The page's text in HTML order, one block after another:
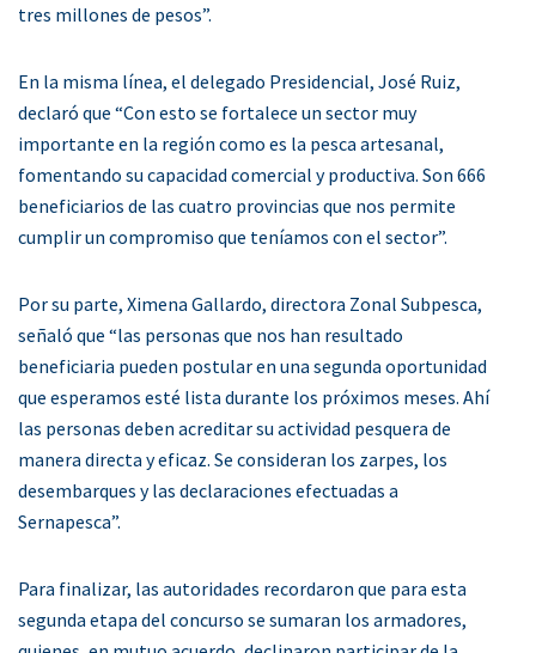
tres millones de pesos”.
En la misma línea, el delegado Presidencial, José Ruiz,
declaró que “Con esto se fortalece un sector muy
importante en la región como es la pesca artesanal,
fomentando su capacidad comercial y productiva. Son 666
beneficiarios de las cuatro provincias que nos permite
cumplir un compromiso que teníamos con el sector”.
Por su parte, Ximena Gallardo, directora Zonal Subpesca,
señaló que “las personas que nos han resultado
beneficiaria pueden postular en una segunda oportunidad
que esperamos esté lista durante los próximos meses. Ahí
las personas deben acreditar su actividad pesquera de
manera directa y eficaz. Se consideran los zarpes, los
desembarques y las declaraciones efectuadas a
Sernapesca”.
Para finalizar, las autoridades recordaron que para esta
segunda etapa del concurso se sumaran los armadores,